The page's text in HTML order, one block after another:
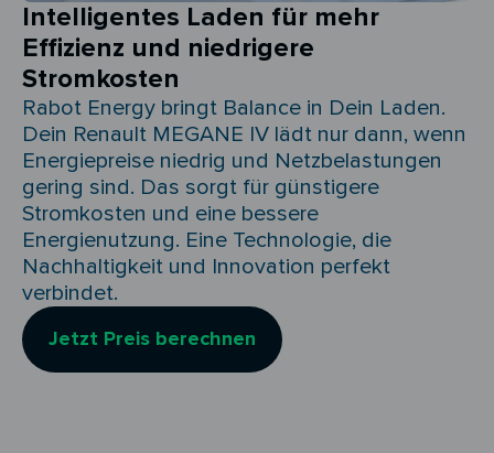
Intelligentes Laden für mehr
Effizienz und niedrigere
Stromkosten
Rabot Energy bringt Balance in Dein Laden.
Dein Renault MEGANE IV lädt nur dann, wenn
Energiepreise niedrig und Netzbelastungen
gering sind. Das sorgt für günstigere
Stromkosten und eine bessere
Energienutzung. Eine Technologie, die
Nachhaltigkeit und Innovation perfekt
verbindet.
Jetzt Preis berechnen